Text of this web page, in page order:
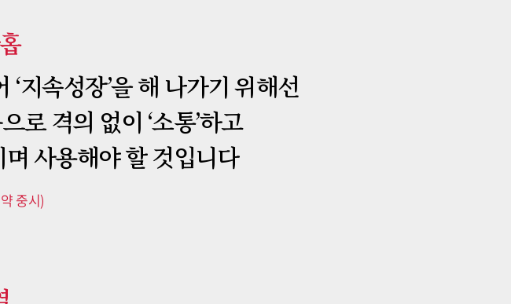
지속성장’을 해 나가기 위해선
로 격의 없이 ‘소통’하고
사용해야 할 것입니다
중시)